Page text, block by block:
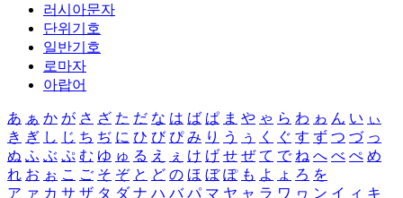
러시아문자
단위기호
일반기호
로마자
아랍어
あ ぁ か が さ ざ た だ な は ば ぱ ま や ゃ ら わ ゎ ん い ぃ
き ぎ し じ ち ぢ に ひ び ぴ み り う ぅ く ぐ す ず つ づ っ
ぬ ふ ぶ ぷ む ゆ ゅ る え ぇ け げ せ ぜ て で ね へ べ ぺ め
れ お ぉ こ ご そ ぞ と ど の ほ ぼ ぽ も よ ょ ろ を
ア ァ カ サ ザ タ ダ ナ ハ バ パ マ ヤ ャ ラ ワ ヮ ン イ ィ キ